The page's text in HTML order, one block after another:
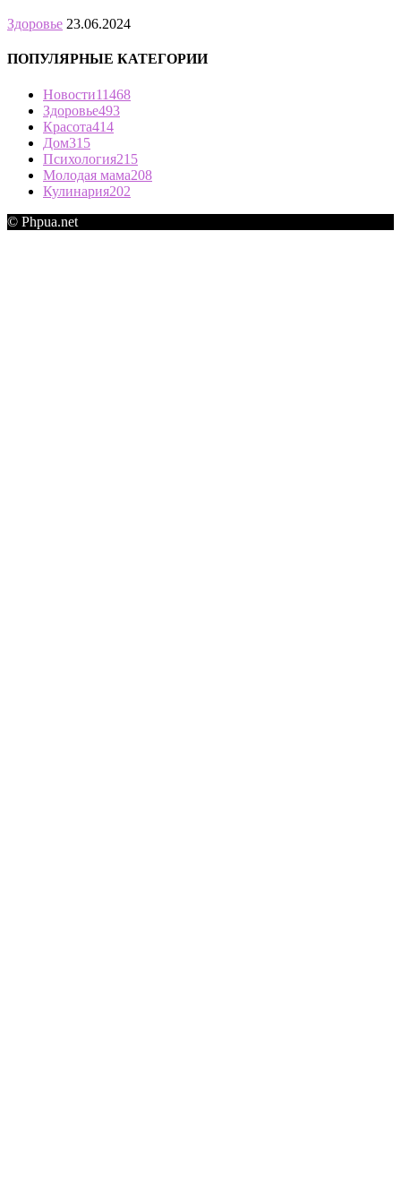
Здоровье 23.06.2024
ПОПУЛЯРНЫЕ КАТЕГОРИИ
Новости11468
Здоровье493
Красота414
Дом315
Психология215
Молодая мама208
Кулинария202
© Phpua.net